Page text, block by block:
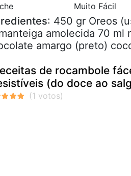
Muito Fácil
: 450 gr Oreos
amolecida 70 ml
amargo (preto)
de rocambole
(do doce ao